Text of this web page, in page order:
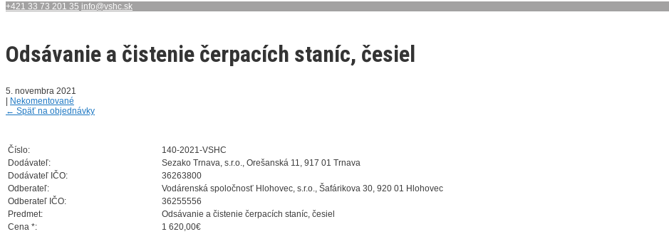
+421 33 73 201 35 info@vshc.sk
Odsávanie a čistenie čerpacích staníc, česiel
5. novembra 2021
Nekomentované
← Späť na objednávky
Číslo:
140-2021-VSHC
Dodávateľ:
Sezako Trnava, s.r.o., Orešanská 11, 917 01 Trnava
Dodávateľ IČO:
36263800
Odberateľ:
Vodárenská spoločnosť Hlohovec, s.r.o., Šafárikova 30, 920 01 Hlohovec
Odberateľ IČO:
36255556
Predmet:
Odsávanie a čistenie čerpacích staníc, česiel
Cena *:
1 620,00€